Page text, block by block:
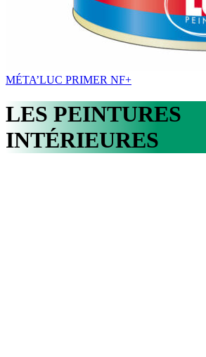
MÉTA’LUC PRIMER NF+
LES PEINTURES
INTÉRIEURES